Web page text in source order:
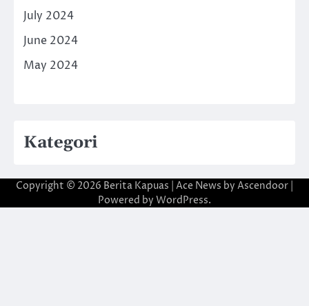
July 2024
June 2024
May 2024
Kategori
Copyright © 2026 Berita Kapuas | Ace News by Ascendoor
Powered by WordPress.